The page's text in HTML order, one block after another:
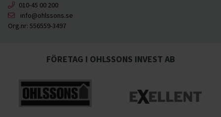
010-45 00 200
info@ohlssons.se
Org.nr: 556559-3497
FÖRETAG I OHLSSONS INVEST AB